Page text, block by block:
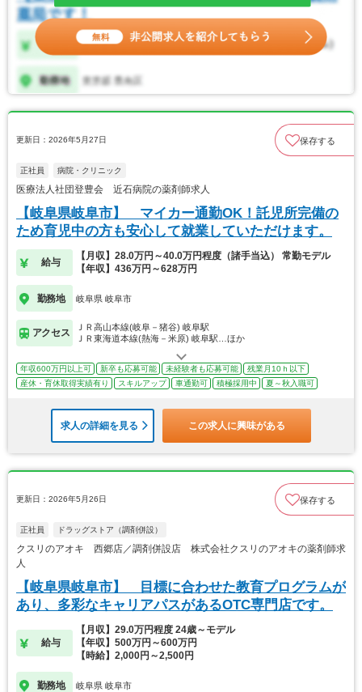
更新日：2026年5月27日 保存する
正社員 病院・クリニック
医療法人社団登豊会 近石病院の薬剤師求人
【岐阜県岐阜市】 マイカー通勤OK！託児所完備の
ため育児中の方も安心して就業していただけます。
給与
【月収】28.0万円～40.0万円程度（諸手当込） 常勤モデル
【年収】436万円～628万円
勤務地 岐阜県 岐阜市
アクセス
ＪＲ高山本線(岐阜－猪谷) 岐阜駅
ＪＲ東海道本線(熱海－米原) 岐阜駅…ほか
年収600万円以上可 新卒も応募可能 未経験者も応募可能
残業月10ｈ以下
産休・育休取得実績有り
スキルアップ 車通勤可 積極採用中 夏～秋入職可
求人の詳細を見る この求人に興味がある
更新日：2026年5月26日 保存する
正社員 ドラッグストア（調剤併設）
クスリのアオキ 西郷店／調剤併設店 株式会社クスリのアオキの薬剤師求
人
【岐阜県岐阜市】 目標に合わせた教育プログラムが
あり、多彩なキャリアパスがあるOTC専門店です。
給与
【月収】29.0万円程度 24歳～モデル
【年収】500万円～600万円
【時給】2,000円～2,500円
勤務地 岐阜県 岐阜市